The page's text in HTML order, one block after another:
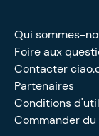
Qui sommes-
Foire aux
Contacter
Partenaires
Conditions
Commander